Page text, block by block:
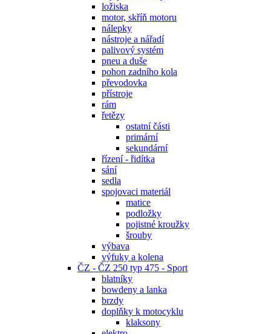
ložiska
motor, skříň motoru
nálepky
nástroje a nářadí
palivový systém
pneu a duše
pohon zadního kola
převodovka
přístroje
rám
řetězy
ostatní části
primární
sekundární
řízení - řidítka
sání
sedla
spojovaci materiál
matice
podložky
pojistné kroužky
šrouby
výbava
výfuky a kolena
ČZ - ČZ 250 typ 475 - Sport
blatníky
bowdeny a lanka
brzdy
doplňky k motocyklu
klaksony